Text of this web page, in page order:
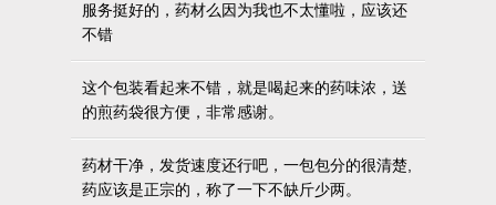
服务挺好的，药材么因为我也不太懂啦，应该还
不错
这个包装看起来不错，就是喝起来的药味浓，送
的煎药袋很方便，非常感谢。
药材干净，发货速度还行吧，一包包分的很清楚,
药应该是正宗的，称了一下不缺斤少两。